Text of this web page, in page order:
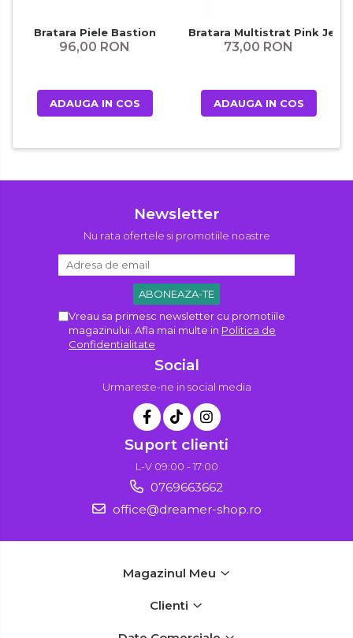
Bratara Piele Bastion
96,00 RON
ADAUGA IN COS
Bratara Multistrat Pink
73,00 RON
ADAUGA IN COS
Newsletter
Nu rata ofertele si promotiile noastre
Vreau sa primesc newsletter cu promotiile
magazinului. Afla mai multe in Politica de
Confidentialitate
Social
Urmareste-ne in social media
Suport clienti
L-V 09:00 - 17:00
0769663662
office@dreamer-shop.ro
Magazinul Meu
Clienti